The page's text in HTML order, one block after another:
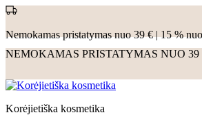
Nemokamas pristatymas nuo 39 € | 15 %
NEMOKAMAS PRISTATYMAS NUO 39
Korėjietiška kosmetika